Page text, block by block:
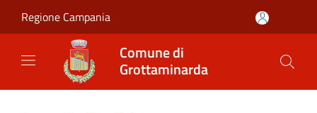
Regione Campania
Comune di
Grottaminarda